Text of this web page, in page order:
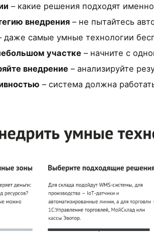
– какие решения подходят
внедрения – не пытайтесь
даже самые умные технологии
участке – начните с
внедрение – анализируйте
– система должна